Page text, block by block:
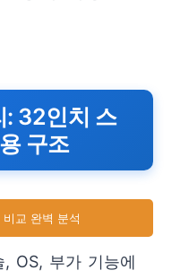
: 32인치 스
구조
교 완벽 분석
OS, 부가 기능에